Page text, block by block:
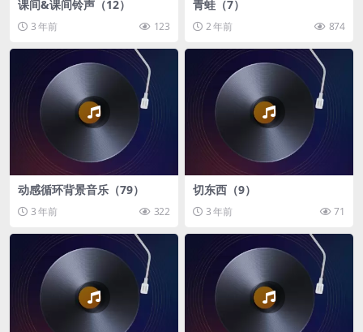
课间&课间铃声（12）
3 年前 123
青蛙（7）
2 年前 874
动感循环背景音乐（79）
3 年前 322
切东西（9）
3 年前 71